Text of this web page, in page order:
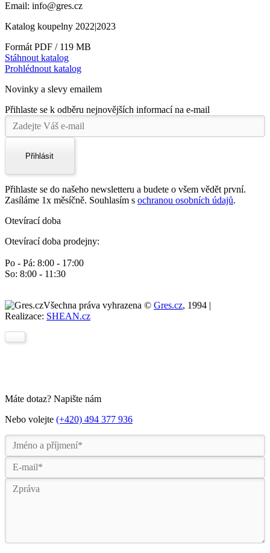
Email: info@gres.cz
Katalog koupelny 2022|2023
Formát PDF / 119 MB
Stáhnout katalog
Prohlédnout katalog
Novinky a slevy emailem
Přihlaste se k odběru nejnovějších informací na e-mail
Přihlásit
Přihlaste se do našeho newsletteru a budete o všem vědět první.
Zasíláme 1x měsíčně. Souhlasím s ochranou osobních údajů.
Otevírací doba
Otevírací doba prodejny:
Po - Pá: 8:00 - 17:00
So: 8:00 - 11:30
Všechna práva vyhrazena © Gres.cz, 1994 |
Realizace: SHEAN.cz
Máte dotaz? Napište nám
Nebo volejte (+420) 494 377 936